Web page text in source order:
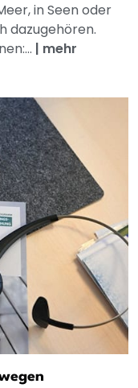
in Seen oder
dazugehören.
| mehr